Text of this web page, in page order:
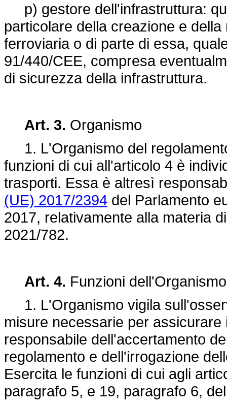
p) gestore dell'infrastruttura:
particolare della creazione e
ferroviaria o di parte di essa,
91/440/CEE, compresa
di sicurezza della infrastruttura.
Art. 3. Organismo
1. L'Organismo del
funzioni di cui all'articolo 4 è
trasporti. Essa è altresì
(UE) 2017/2394 del Parlamento
2017, relativamente alla materia
2021/782.
Art. 4. Funzioni dell'Organismo
1. L'Organismo vigila
misure necessarie per
responsabile dell'accertamento
regolamento e dell'irrogazione
Esercita le funzioni di cui agli
paragrafo 5, e 19, paragrafo 6,